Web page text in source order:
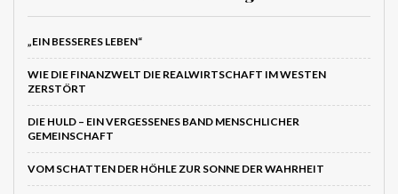
„EIN BESSERES LEBEN“
WIE DIE FINANZWELT DIE REALWIRTSCHAFT IM WESTEN
ZERSTÖRT
DIE HULD – EIN VERGESSENES BAND MENSCHLICHER
GEMEINSCHAFT
VOM SCHATTEN DER HÖHLE ZUR SONNE DER WAHRHEIT